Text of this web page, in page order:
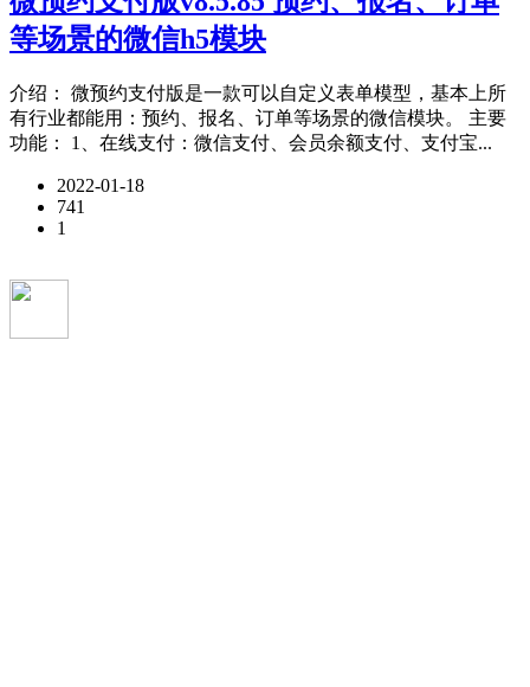
等场景的微信h5模块
介绍： 微预约支付版是一款可以自定义表单模型，基本上所
有行业都能用：预约、报名、订单等场景的微信模块。 主要
功能： 1、在线支付：微信支付、会员余额支付、支付宝...
2022-01-18
741
1